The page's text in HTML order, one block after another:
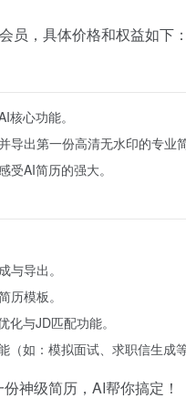
员，具体价格和权益如下：
核心功能。
导出第一份高清无水印的专业简
受AI简历的强大。
与导出。
历模板。
化与JD匹配功能。
（如：模拟面试、求职信生成等
神级简历，AI帮你搞定！